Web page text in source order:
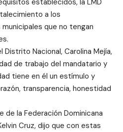
a los
que no tengan
Distrito Nacional, Carolina Mejía,
de trabajo del mandatario y
tiene en él un estímulo y
transparencia, honestidad
de la Federación Dominicana
Cruz, dijo que con estas